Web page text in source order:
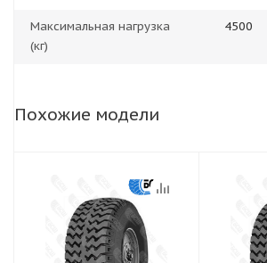
Максимальная нагрузка
(кг)
4500
Похожие модели